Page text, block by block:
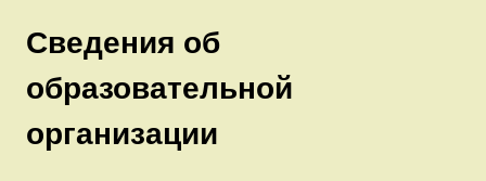
Сведения об
образовательной
организации